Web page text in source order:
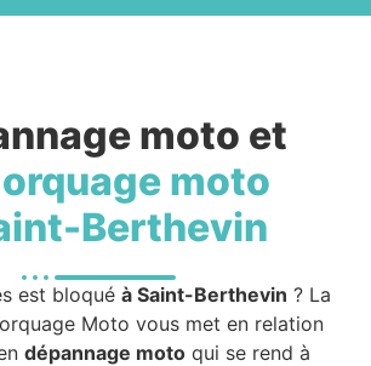
moto et
moto
Berthevin
est bloqué à Saint-Berthevin ? La
Moto vous met en relation
dépannage moto qui se rend à